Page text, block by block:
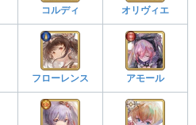
コルディ オリヴィエ
フローレンス アモール